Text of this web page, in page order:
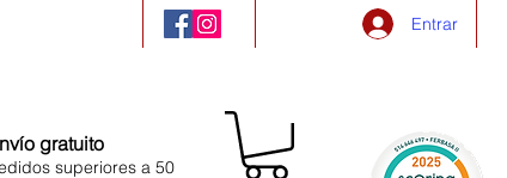
Entrar
gratuito
superiores a 50